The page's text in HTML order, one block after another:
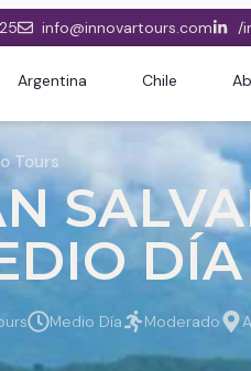
info@innovartours.com /
Argentina Chile
Tours
DÍA
Medio Día Moderado